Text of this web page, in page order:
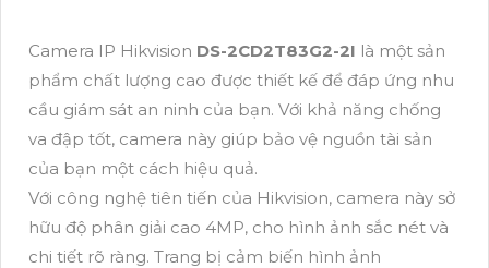
Camera IP Hikvision DS-2CD2T83G2-2I là một sản
phẩm chất lượng cao được thiết kế để đáp ứng nhu
cầu giám sát an ninh của bạn. Với khả năng chống
va đập tốt, camera này giúp bảo vệ nguồn tài sản
của bạn một cách hiệu quả.
Với công nghệ tiên tiến của Hikvision, camera này sở
hữu độ phân giải cao 4MP, cho hình ảnh sắc nét và
chi tiết rõ ràng. Trang bị cảm biến hình ảnh